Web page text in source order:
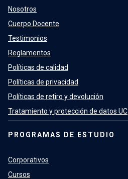
Nosotros
Cuerpo Docente
Testimonios
Reglamentos
Políticas de calidad
Políticas de privacidad
Políticas de retiro y devolución
Tratamiento y protección de datos UC
PROGRAMAS DE ESTUDIO
Corporativos
Cursos